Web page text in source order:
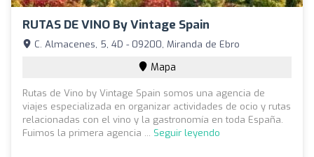
RUTAS DE VINO By Vintage Spain
C. Almacenes, 5, 4D - 09200, Miranda de Ebro
Mapa
Rutas de Vino by Vintage Spain somos una agencia de
viajes especializada en organizar actividades de ocio y rutas
relacionadas con el vino y la gastronomía en toda España.
Fuimos la primera agencia ... Seguir leyendo